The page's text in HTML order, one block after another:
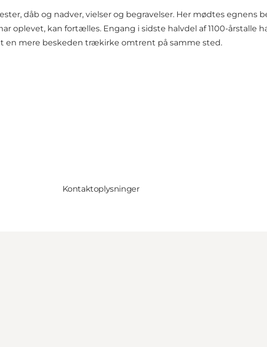
dåb og nadver, vielser og begravelser. Her mødtes egnens
oplevet, kan fortælles. Engang i sidste halvdel af 1100-årstalle
en mere beskeden trækirke omtrent på samme sted.
Kontaktoplysninger